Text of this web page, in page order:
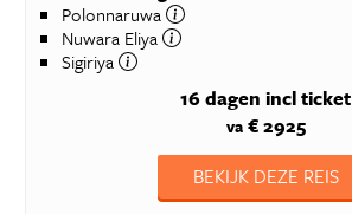
Polonnaruwa
Nuwara Eliya
Sigiriya
16 dagen incl ticket
va€ 2925
BEKIJK DEZE REIS